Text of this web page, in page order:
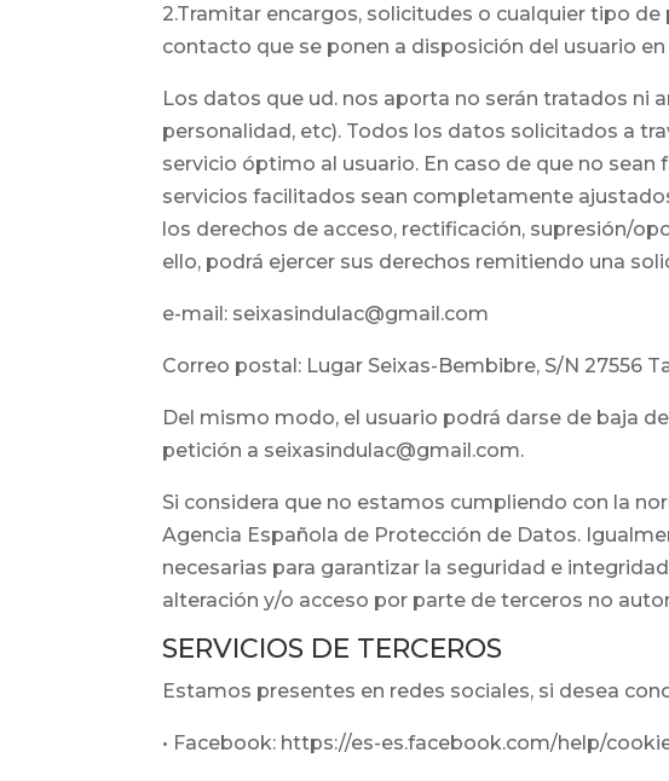
2.Tramitar encargos, solicitudes o cualquier tipo
contacto que se ponen a disposición del usuario
Los datos que ud. nos aporta no serán tratados ni
personalidad, etc). Todos los datos solicitados a
servicio óptimo al usuario. En caso de que no
servicios facilitados sean completamente
los derechos de acceso, rectificación, supresión/
ello, podrá ejercer sus derechos remitiendo una
e-mail: seixasindulac@gmail.com
Correo postal: Lugar Seixas-Bembibre, S/N 27556
Del mismo modo, el usuario podrá darse de baja
petición a seixasindulac@gmail.com.
Si considera que no estamos cumpliendo con la
Agencia Española de Protección de Datos.
necesarias para garantizar la seguridad e
alteración y/o acceso por parte de terceros no
SERVICIOS DE TERCEROS
Estamos presentes en redes sociales, si desea
• Facebook: https://es-es.facebook.com/help/